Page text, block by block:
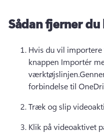
Sådan fjerner
Hvis du vil
knappen Importér
forbindelse til
Træk og slip
Klik på videoaktivet